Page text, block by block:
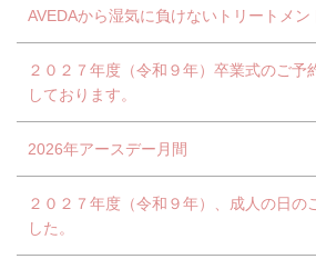
AVEDAから湿気に負けないトリートメン
２０２７年度（令和９年）卒業式のご予
しております。
2026年アースデー月間
２０２７年度（令和９年）、成人の日の
した。